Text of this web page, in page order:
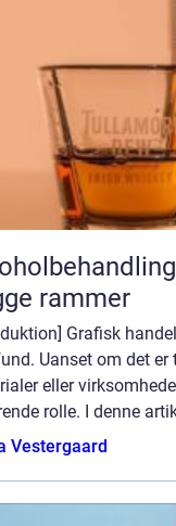
vejen ud af afhængighed i
rammer
Grafisk
Uanset om det
eller
rolle. I denne
Vestergaard